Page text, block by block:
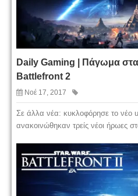
Daily Gaming | Πάγωμα
Battlefront 2
Νοέ 17, 2017
Σε άλλα νέα: κυκλοφόρησε το νέο
ανακοινώθηκαν τρείς νέοι ήρωες